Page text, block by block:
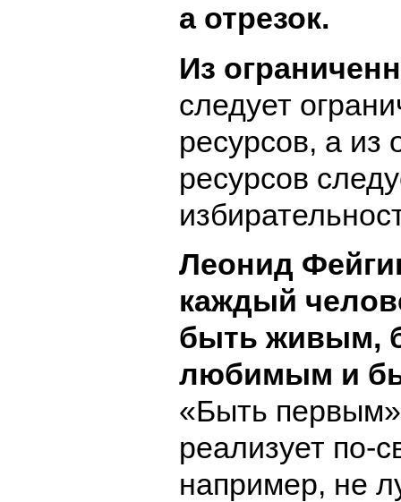
а отрезок.
Из
следует
ресурсов, а из
ресурсов
Леонид
каждый
быть живым,
любимым и
«Быть
реализует по-
например, не